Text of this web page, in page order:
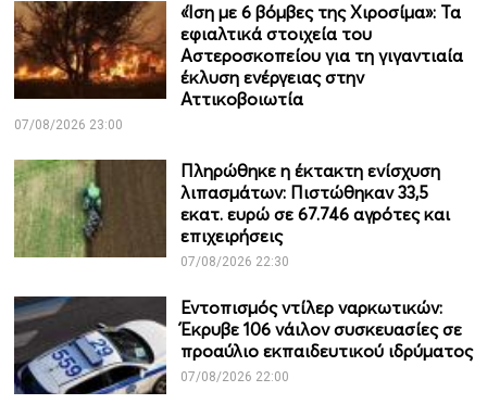
«Ίση με 6 βόμβες της Χιροσίμα»: Τα
εφιαλτικά στοιχεία του
Αστεροσκοπείου για τη γιγαντιαία
έκλυση ενέργειας στην
Αττικοβοιωτία
07/08/2026 23:00
Πληρώθηκε η έκτακτη ενίσχυση
λιπασμάτων: Πιστώθηκαν 33,5
εκατ. ευρώ σε 67.746 αγρότες και
επιχειρήσεις
07/08/2026 22:30
Εντοπισμός ντίλερ ναρκωτικών:
Έκρυβε 106 νάιλον συσκευασίες σε
προαύλιο εκπαιδευτικού ιδρύματος
07/08/2026 22:00